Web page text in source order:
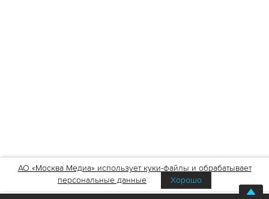
АО «Москва Медиа» использует куки-файлы и обрабатывает
персональные данные
Хорошо